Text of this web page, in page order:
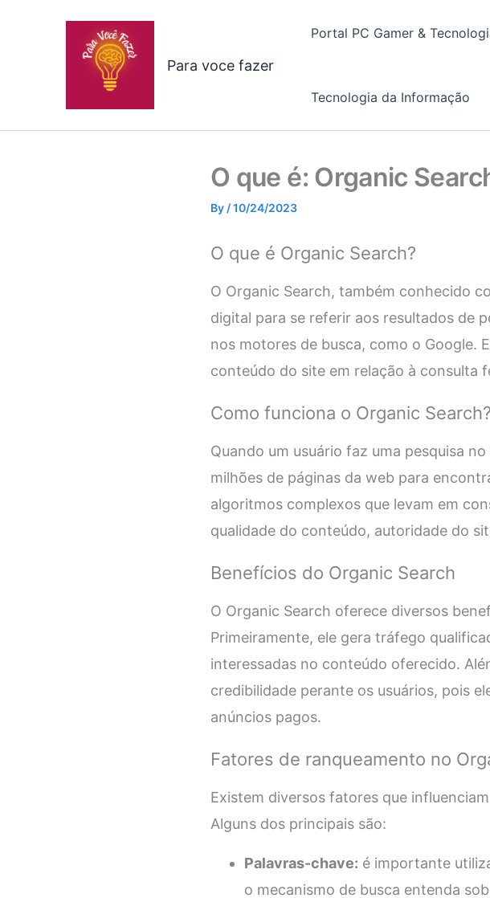
Para voce fazer
Portal PC Gamer &
Tecnologia da Informação
O que é: Organic
By /10/24/2023
O que é Organic Search?
O Organic Search, também conhecido
digital para se referir aos resultados de
nos motores de busca, como o Google.
conteúdo do site em relação à consulta
Como funciona o Organic Search?
Quando um usuário faz uma pesquisa
milhões de páginas da web para
algoritmos complexos que levam em
qualidade do conteúdo, autoridade do
Benefícios do Organic Search
O Organic Search oferece diversos
Primeiramente, ele gera tráfego
interessadas no conteúdo oferecido.
credibilidade perante os usuários, pois
anúncios pagos.
Fatores de ranqueamento no
Existem diversos fatores que
Alguns dos principais são:
Palavras-chave: é importante
o mecanismo de busca entenda